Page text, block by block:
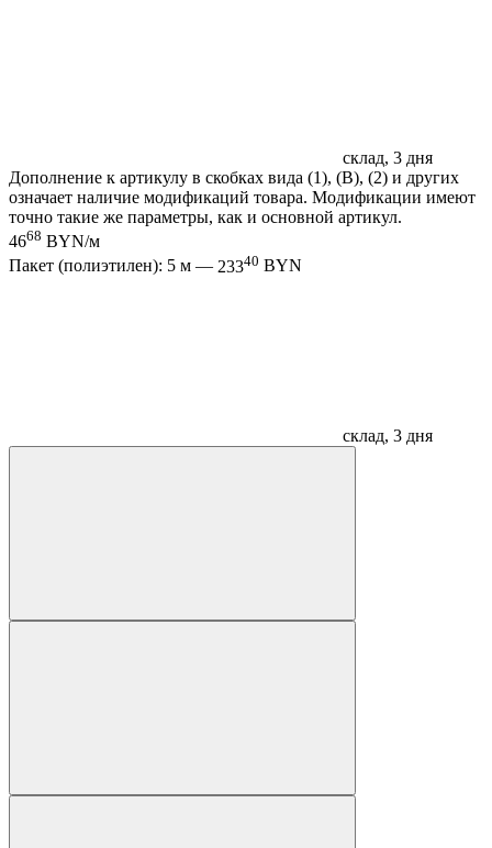
склад, 3 дня
Дополнение к артикулу в скобках вида (1), (B), (2) и других
означает наличие модификаций товара. Модификации имеют
точно такие же параметры, как и основной артикул.
4668 BYN/м
Пакет (полиэтилен): 5 м — 23340 BYN
склад, 3 дня